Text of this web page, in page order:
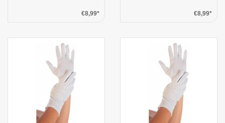
€8,99* €8,99*